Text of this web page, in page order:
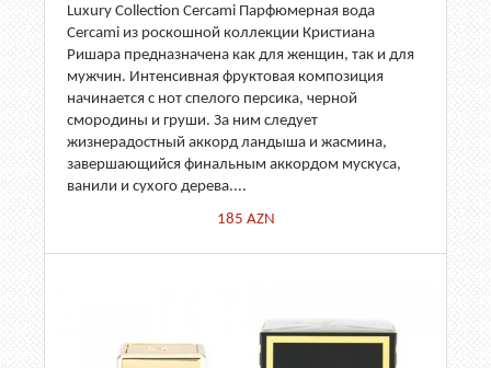
Luxury Collection Cercami Парфюмерная вода
Cercami из роскошной коллекции Кристиана
Ришара предназначена как для женщин, так и для
мужчин. Интенсивная фруктовая композиция
начинается с нот спелого персика, черной
смородины и груши. За ним следует
жизнерадостный аккорд ландыша и жасмина,
завершающийся финальным аккордом мускуса,
ванили и сухого дерева....
185 AZN